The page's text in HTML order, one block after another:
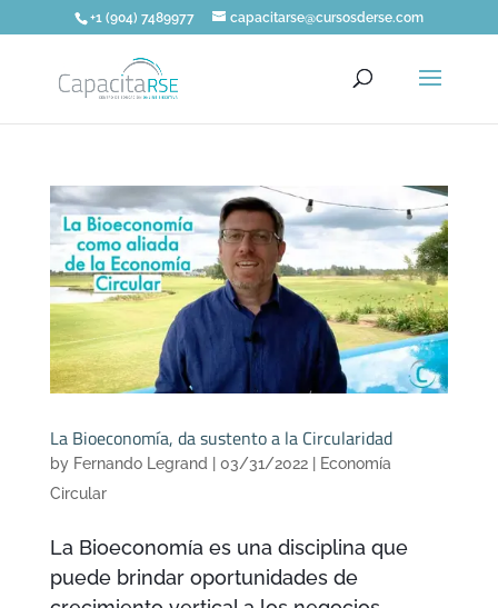
+1 (904) 7489977 capacitarse@cursosderse.com
La Bioeconomía, da sustento a la Circularidad
by Fernando Legrand 03/31/2022|
Economía
Circular
La Bioeconomía es una disciplina que
puede brindar oportunidades de